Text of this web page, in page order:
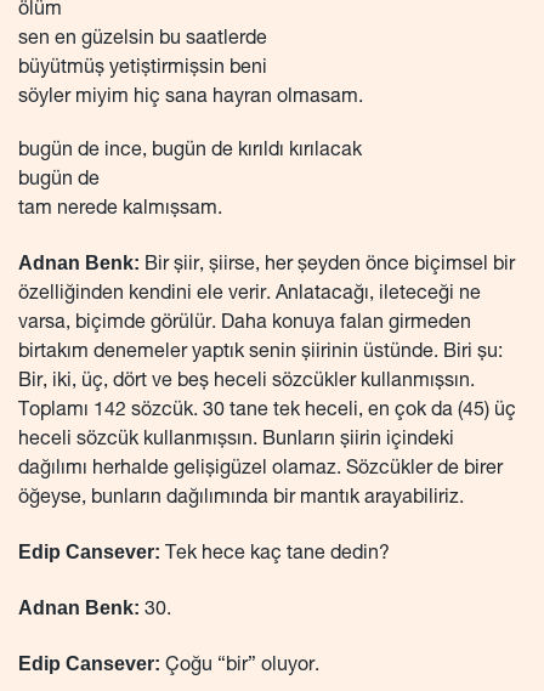
ölüm
sen en güzelsin bu saatlerde
büyütmüş yetiştirmişsin beni
söyler miyim hiç sana hayran olmasam.
bugün de ince, bugün de kırıldı kırılacak
bugün de
tam nerede kalmışsam.
Adnan Benk: Bir şiir, şiirse, her şeyden önce biçimsel bir
özelliğinden kendini ele verir. Anlatacağı, ileteceği ne
varsa, biçimde görülür. Daha konuya falan girmeden
birtakım denemeler yaptık senin şiirinin üstünde. Biri şu:
Bir, iki, üç, dört ve beş heceli sözcükler kullanmışsın.
Toplamı 142 sözcük. 30 tane tek heceli, en çok da (45) üç
heceli sözcük kullanmışsın. Bunların şiirin içindeki
dağılımı herhalde gelişigüzel olamaz. Sözcükler de birer
öğeyse, bunların dağılımında bir mantık arayabiliriz.
Edip Cansever: Tek hece kaç tane dedin?
Adnan Benk: 30.
Edip Cansever: Çoğu “bir” oluyor.